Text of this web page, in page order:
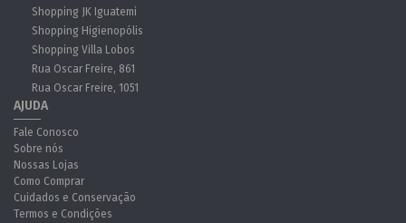
Shopping JK Iguatemi
Shopping Higienopólis
Shopping Villa Lobos
Rua Oscar Freire, 861
Rua Oscar Freire, 1051
AJUDA
Fale Conosco
Sobre nós
Nossas Lojas
Como Comprar
Cuidados e Conservação
Termos e Condições